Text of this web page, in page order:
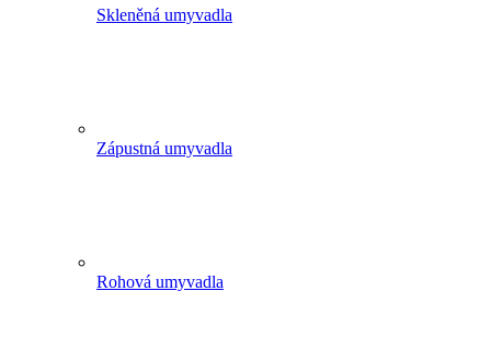
Skleněná umyvadla
Zápustná umyvadla
Rohová umyvadla